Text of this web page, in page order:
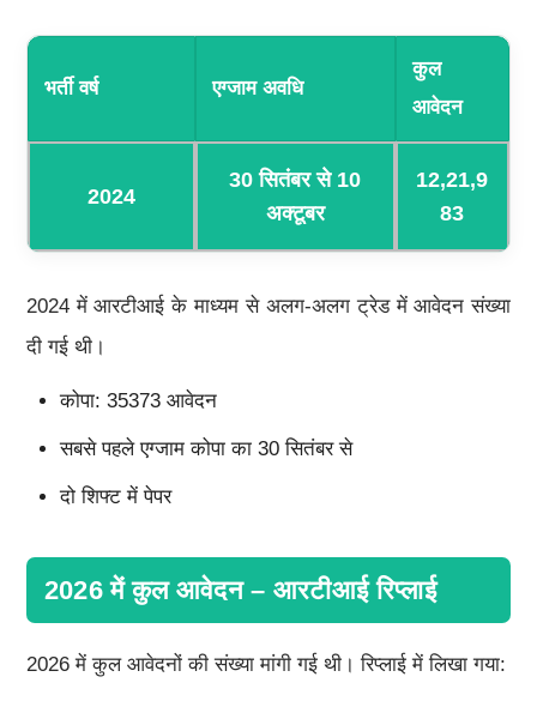
भर्ती वर्ष एग्जाम अवधि
कुल
आवेदन
2024
30 सितंबर से 10
अक्टूबर
12,21,9
83
2024 में आरटीआई के माध्यम से अलग-अलग ट्रेड में आवेदन संख्या
दी गई थी।
कोपा: 35373 आवेदन
सबसे पहले एग्जाम कोपा का 30 सितंबर से
दो शिफ्ट में पेपर
2026 में कुल आवेदन – आरटीआई रिप्लाई
2026 में कुल आवेदनों की संख्या मांगी गई थी। रिप्लाई में लिखा गया: